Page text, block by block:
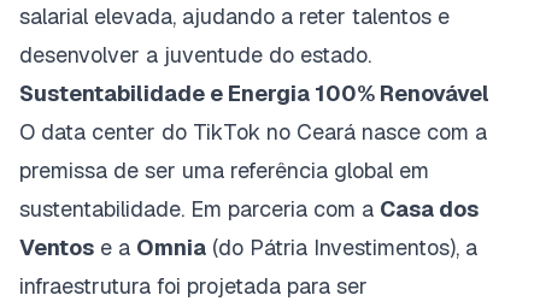
salarial elevada, ajudando a reter talentos e
desenvolver a juventude do estado.
Sustentabilidade e Energia 100% Renovável
O data center do TikTok no Ceará nasce com a
premissa de ser uma referência global em
sustentabilidade. Em parceria com a Casa dos
Ventos e a Omnia (do Pátria Investimentos), a
infraestrutura foi projetada para ser